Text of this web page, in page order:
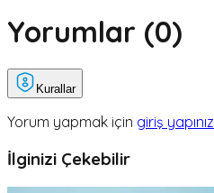
Yorumlar (0)
Kurallar
Yorum yapmak için giriş yapınız
İlginizi Çekebilir